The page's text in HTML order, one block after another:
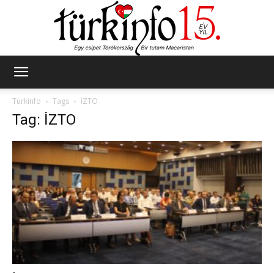
Türkinfo
Tags İZTO
Tag: İZTO